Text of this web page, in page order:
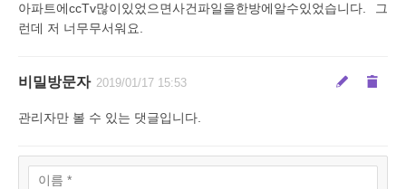
아파트에ccTv많이있었으면사건파일을한방에알수있었습니다. 그
런데 저 너무무서워요.
비밀방문자 2019/01/17 15:53
관리자만 볼 수 있는 댓글입니다.